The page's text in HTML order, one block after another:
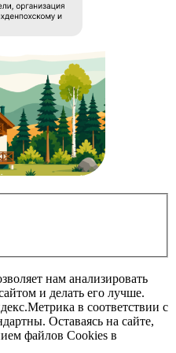
нам анализировать
и делать его лучше.
в соответствии с
Оставаясь на сайте,
файлов Cookies в